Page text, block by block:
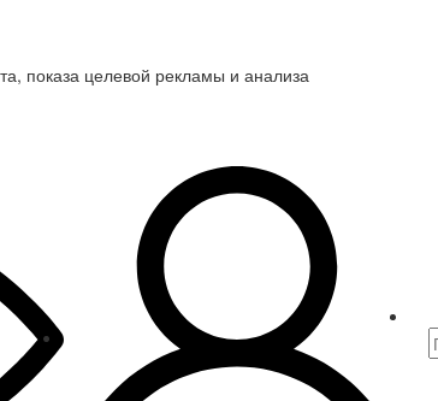
показа целевой рекламы и анализа